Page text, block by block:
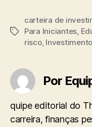
Tags
carteira de
Para Iniciantes,
risco,
Por
quipe editorial do
carreira, finanças